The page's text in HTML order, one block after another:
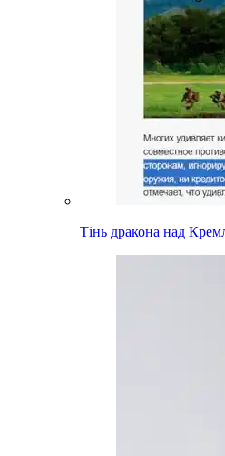
Тінь дракона над